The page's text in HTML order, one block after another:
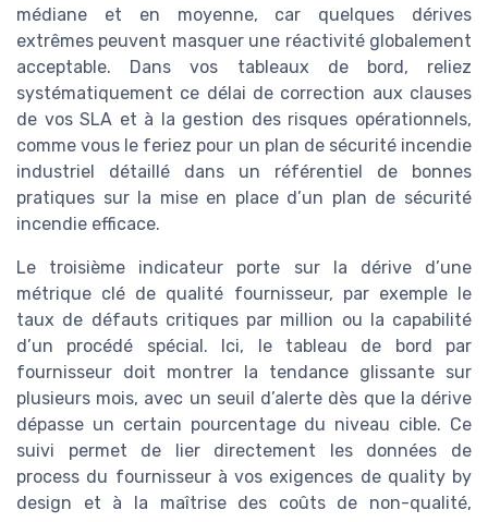
médiane et en moyenne, car quelques dérives
extrêmes peuvent masquer une réactivité globalement
acceptable. Dans vos tableaux de bord, reliez
systématiquement ce délai de correction aux clauses
de vos SLA et à la gestion des risques opérationnels,
comme vous le feriez pour un plan de sécurité incendie
industriel détaillé dans un référentiel de bonnes
pratiques sur la mise en place d’un plan de sécurité
incendie efficace.
Le troisième indicateur porte sur la dérive d’une
métrique clé de qualité fournisseur, par exemple le
taux de défauts critiques par million ou la capabilité
d’un procédé spécial. Ici, le tableau de bord par
fournisseur doit montrer la tendance glissante sur
plusieurs mois, avec un seuil d’alerte dès que la dérive
dépasse un certain pourcentage du niveau cible. Ce
suivi permet de lier directement les données de
process du fournisseur à vos exigences de quality by
design et à la maîtrise des coûts de non-qualité,